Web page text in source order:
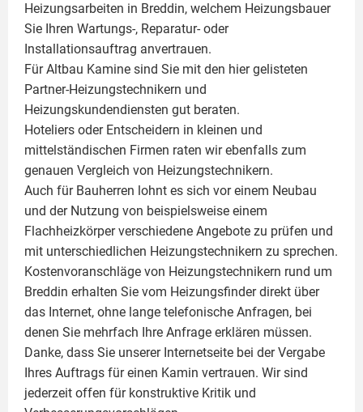
Heizungsarbeiten in Breddin, welchem Heizungsbauer
Sie Ihren Wartungs-, Reparatur- oder
Installationsauftrag anvertrauen.
Für Altbau Kamine sind Sie mit den hier gelisteten
Partner-Heizungstechnikern und
Heizungskundendiensten gut beraten.
Hoteliers oder Entscheidern in kleinen und
mittelständischen Firmen raten wir ebenfalls zum
genauen Vergleich von Heizungstechnikern.
Auch für Bauherren lohnt es sich vor einem Neubau
und der Nutzung von beispielsweise einem
Flachheizkörperverschiedene Angebote zu prüfen und
mit unterschiedlichen Heizungstechnikern zu sprechen.
Kostenvoranschläge von Heizungstechnikern rund um
Breddin erhalten Sie vom Heizungsfinder direkt über
das Internet, ohne lange telefonische Anfragen, bei
denen Sie mehrfach Ihre Anfrage erklären müssen.
Danke, dass Sie unserer Internetseite bei der Vergabe
Ihres Auftrags für einen Kamin vertrauen. Wir sind
jederzeit offen für konstruktive Kritik und